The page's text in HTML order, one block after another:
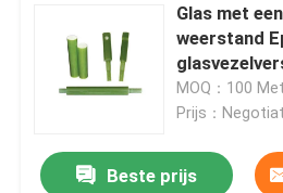
Glas met
weerstand
MOQ：100
Prijs：
Beste prijs